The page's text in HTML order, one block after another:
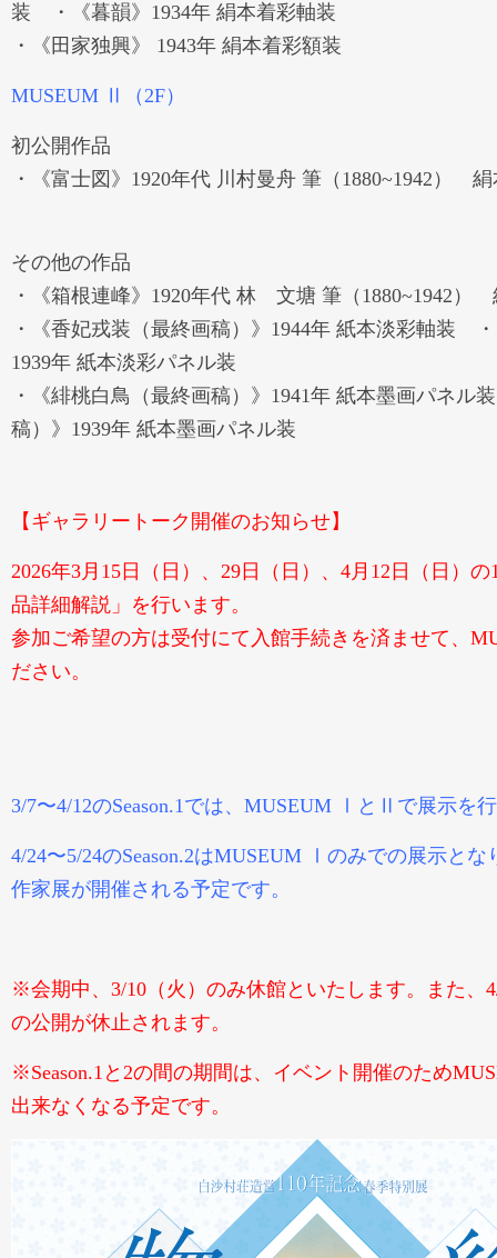
装 ・《暮韻》1934年 絹本着彩軸装
・《田家独興》 1943年 絹本着彩額装
MUSEUM Ⅱ（2F）
初公開作品
・《富士図》1920年代 川村曼舟 筆（1880~1942）
その他の作品
・《箱根連峰》1920年代 林 文塘 筆（1880~1942）
・《香妃戎装（最終画稿）》1944年 紙本淡彩軸装
1939年 紙本淡彩パネル装
・《緋桃白鳥（最終画稿）》1941年 紙本墨画パネ
稿）》1939年 紙本墨画パネル装
【ギャラリートーク開催のお知らせ】
2026年3月15日（日）、29日（日）、4月12日（日）
品詳細解説」を行います。
参加ご希望の方は受付にて入館手続きを済ませて、
ださい。
3/7〜4/12のSeason.1では、MUSEUM ⅠとⅡで展示を
4/24〜5/24のSeason.2はMUSEUM Ⅰのみでの展示と
作家展が開催される予定です。
※会期中、3/10（火）のみ休館といたします。また
の公開が休止されます。
※Season.1と2の間の期間は、イベント開催のため
出来なくなる予定です。